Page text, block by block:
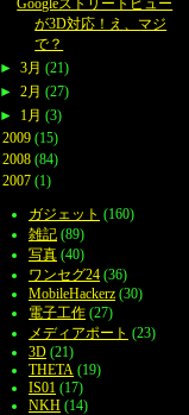
が3D対応！え、マジ
で？
► 3月 (21)
► 2月 (27)
►
1月 (3)
2009 (15)
2008 (84)
2007 (1)
ガジェット (160)
雑記 (89)
写真 (40)
ワンセグ24 (36)
MobileHackerz (30)
電子工作 (27)
メディアポート (23)
3D (21)
THETA (19)
IS01 (17)
NKH (14)